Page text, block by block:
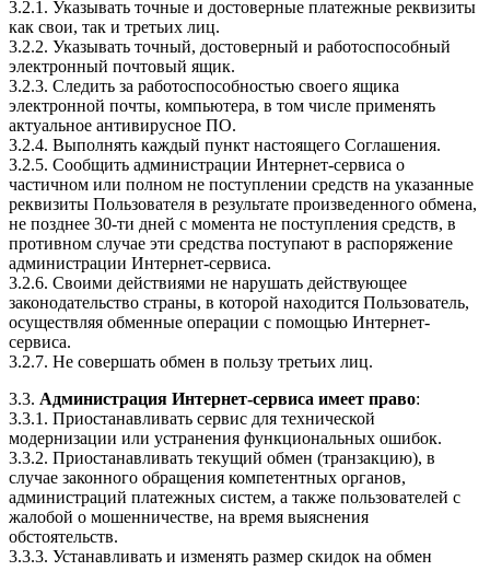
3.2.1. Указывать точные и достоверные платежные реквизиты
как свои, так и третьих лиц.
3.2.2. Указывать точный, достоверный и работоспособный
электронный почтовый ящик.
3.2.3. Следить за работоспособностью своего ящика
электронной почты, компьютера, в том числе применять
актуальное антивирусное ПО.
3.2.4. Выполнять каждый пункт настоящего Соглашения.
3.2.5. Сообщить администрации Интернет-сервиса о
частичном или полном не поступлении средств на указанные
реквизиты Пользователя в результате произведенного обмена,
не позднее 30-ти дней с момента не поступления средств, в
противном случае эти средства поступают в распоряжение
администрации Интернет-сервиса.
3.2.6. Своими действиями не нарушать действующее
законодательство страны, в которой находится Пользователь,
осуществляя обменные операции с помощью Интернет-
сервиса.
3.2.7. Не совершать обмен в пользу третьих лиц.
3.3. Администрация Интернет-сервиса имеет право:
3.3.1. Приостанавливать сервис для технической
модернизации или устранения функциональных ошибок.
3.3.2. Приостанавливать текущий обмен (транзакцию), в
случае законного обращения компетентных органов,
администраций платежных систем, а также пользователей с
жалобой о мошенничестве, на время выяснения
обстоятельств.
3.3.3. Устанавливать и изменять размер скидок на обмен